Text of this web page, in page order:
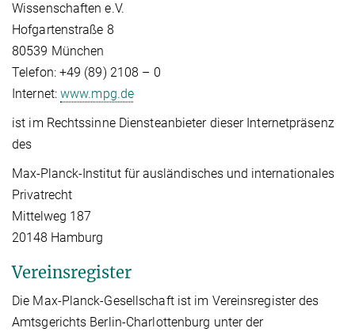
Wissenschaften e.V.
Hofgartenstraße 8
80539 München
Telefon: +49 (89) 2108 – 0
Internet: www.mpg.de
ist im Rechtssinne Diensteanbieter dieser Internetpräsenz
des
Max-Planck-Institut für ausländisches und internationales
Privatrecht
Mittelweg 187
20148 Hamburg
Vereinsregister
Die Max-Planck-Gesellschaft ist im Vereinsregister des
Amtsgerichts Berlin-Charlottenburg unter der